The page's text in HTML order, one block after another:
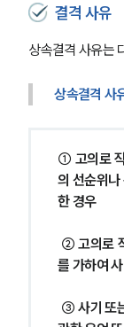
결격 사유
상속결격 사유는
상속결격 사
① 고의로
의 선순위나
한 경우
를 가하여